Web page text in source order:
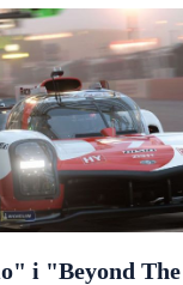
i "Beyond The